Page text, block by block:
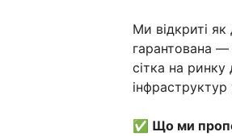
Ми відкриті як
гарантована
сітка на
✅ Що ми